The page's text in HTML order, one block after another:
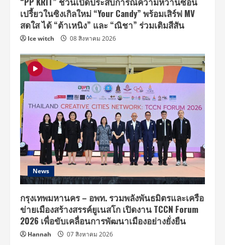
เปรี้ยวในซิงเกิลใหม่ “Your Candy” พร้อมเสิร์ฟ MV
สดใส ได้ “ต้าเหนิง” และ “ณิชา” ร่วมเติมสีสัน
Ice witch 08 สิงหาคม 2026
News
กรุงเทพมหานคร – อพท. รวมพลังพันธมิตรและเครือ
ข่ายเมืองสร้างสรรค์ยูเนสโก เปิดงาน TCCN Forum
2026 เพื่อขับเคลื่อนการพัฒนาเมืองอย่างยั่งยืน
Hannah 07 สิงหาคม 2026